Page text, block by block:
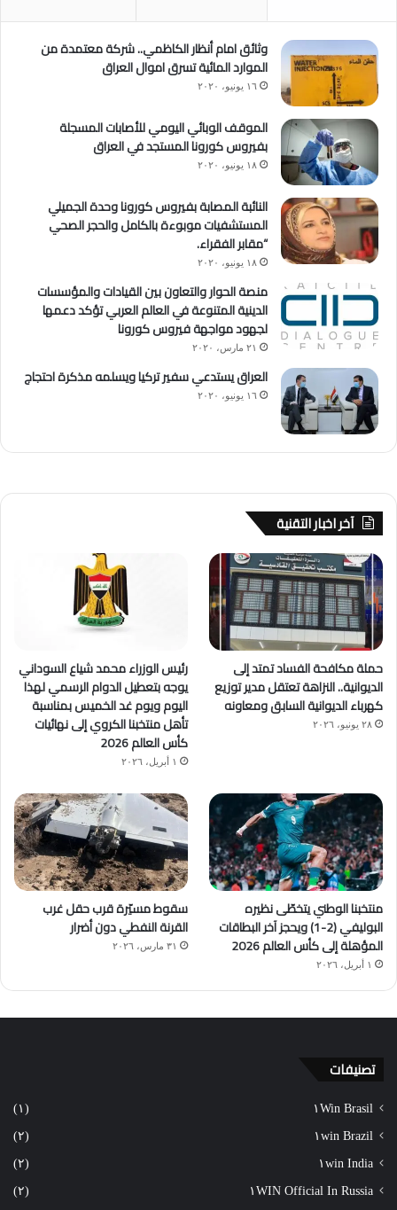
وثائق امام أنظار الكاظمي.. شركة معتمدة من
الموارد المائية تسرق اموال العراق
١٦ يونيو، ٢٠٢٠
الموقف الوبائي اليومي للأصابات المسجلة
بفيروس كورونا المستجد في العراق
١٨ يونيو، ٢٠٢٠
النائبة المصابة بفيروس كورونا وحدة الجميلي
المستشفيات موبوءة بالكامل والحجر الصحي
“مقابر الفقراء.
١٨ يونيو، ٢٠٢٠
منصة الحوار والتعاون بين القيادات والمؤسسات
الدينية المتنوعة في العالم العربي تؤكد دعمها
لجهود مواجهة فيروس كورونا
٢١ مارس، ٢٠٢٠
العراق يستدعي سفير تركيا ويسلمه مذكرة احتجاج
١٦ يونيو، ٢٠٢٠
آخر اخبار التقنية
حملة مكافحة الفساد تمتد إلى
الديوانية.. النزاهة تعتقل مدير توزيع
كهرباء الديوانية السابق ومعاونه
٢٨ يونيو، ٢٠٢٦
رئيس الوزراء محمد شياع السوداني
يوجه بتعطيل الدوام الرسمي لهذا
اليوم ويوم غد الخميس بمناسبة
تأهل منتخبنا الكروي إلى نهائيات
كأس العالم 2026
١ أبريل، ٢٠٢٦
منتخبنا الوطني يتخطّى نظيره
البوليفي (2-1) ويحجز آخر البطاقات
المؤهلة إلى كأس العالم 2026
١ أبريل، ٢٠٢٦
سقوط مسيّرة قرب حقل غرب
القرنة النفطي دون أضرار
٣١ مارس، ٢٠٢٦
تصنيفات
١Win Brasil (١)
١win Brazil (٢)
١win India (٢)
١WIN Official In Russia (٢)